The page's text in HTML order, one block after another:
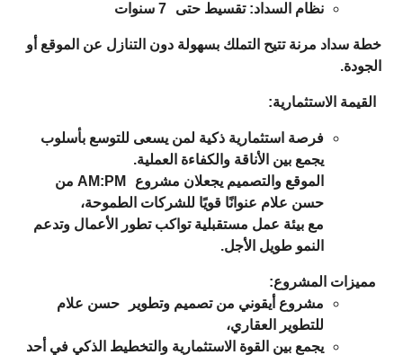
نظام السداد: تقسيط حتى 7 سنوات
خطة سداد مرنة تتيح التملك بسهولة دون التنازل عن الموقع أو
الجودة.
القيمة الاستثمارية:
فرصة استثمارية ذكية لمن يسعى للتوسع بأسلوب
يجمع بين الأناقة والكفاءة العملية.
الموقع والتصميم يجعلان مشروع
AM:PM من
حسن علامعنوانًا قويًا للشركات الطموحة،
مع بيئة عمل مستقبلية تواكب تطور الأعمال وتدعم
النمو طويل الأجل.
مميزات المشروع:
مشروع أيقوني من تصميم وتطوير حسن علام
للتطوير العقاري،
يجمع بين القوة الاستثمارية والتخطيط الذكي في أحد